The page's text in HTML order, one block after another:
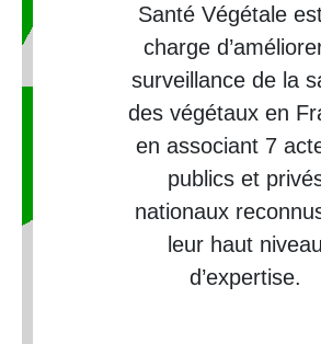
Santé Végétale
charge
surveillance de la
des végétaux en
en associant 7
publics et
nationaux
leur haut niveau
d’expertise.